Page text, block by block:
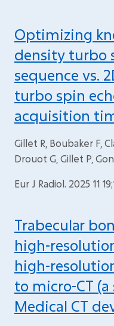
Optimizing
density turbo
sequence vs.
turbo spin
acquisition
Gillet R, Boubaker F,
Drouot G, Gillet P,
Eur J Radiol. 2025 11
Trabecular
high-
high-
to micro-CT
Medical CT